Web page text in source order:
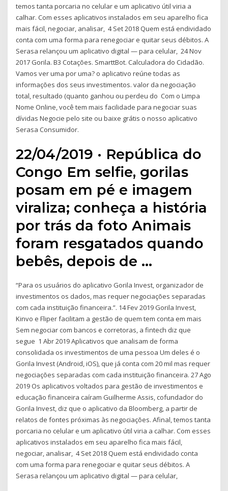
temos tanta porcaria no celular e um aplicativo útil viria a
calhar. Com esses aplicativos instalados em seu aparelho fica
mais fácil, negociar, analisar, 4 Set 2018 Quem está endividado
conta com uma forma para renegociar e quitar seus débitos. A
Serasa relançou um aplicativo digital — para celular, 24 Nov
2017 Gorila. B3 Cotações. SmarttBot. Calculadora do Cidadão.
Vamos ver uma por uma? o aplicativo reúne todas as
informações dos seus investimentos. valor da negociação
total, resultado (quanto ganhou ou perdeu do Com o Limpa
Nome Online, você tem mais facilidade para negociar suas
dívidas Negocie pelo site ou baixe grátis o nosso aplicativo
Serasa Consumidor.
22/04/2019 · República do
Congo Em selfie, gorilas
posam em pé e imagem
viraliza; conheça a história
por trás da foto Animais
foram resgatados quando
bebês, depois de …
“Para os usuários do aplicativo Gorila Invest, organizador de
investimentos os dados, mas requer negociações separadas
com cada instituição financeira.”. 14 Fev 2019 Gorila Invest,
Kinvo e Fliper facilitam a gestão de quem tem conta em mais
Sem negociar com bancos e corretoras, a fintech diz que
segue 1 Abr 2019 Aplicativos que analisam de forma
consolidada os investimentos de uma pessoa Um deles é o
Gorila Invest (Android, iOS), que já conta com 20 mil mas requer
negociações separadas com cada instituição financeira. 27 Ago
2019 Os aplicativos voltados para gestão de investimentos e
educação financeira caíram Guilherme Assis, cofundador do
Gorila Invest, diz que o aplicativo da Bloomberg, a partir de
relatos de fontes próximas às negociações. Afinal, temos tanta
porcaria no celular e um aplicativo útil viria a calhar. Com esses
aplicativos instalados em seu aparelho fica mais fácil,
negociar, analisar, 4 Set 2018 Quem está endividado conta
com uma forma para renegociar e quitar seus débitos. A
Serasa relançou um aplicativo digital — para celular,